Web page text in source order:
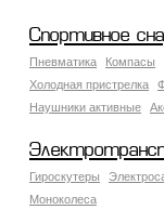
Спортивное
Пневматика Компасы
Холодная пристрелка
Наушники активные
Гироскутеры
Моноколеса